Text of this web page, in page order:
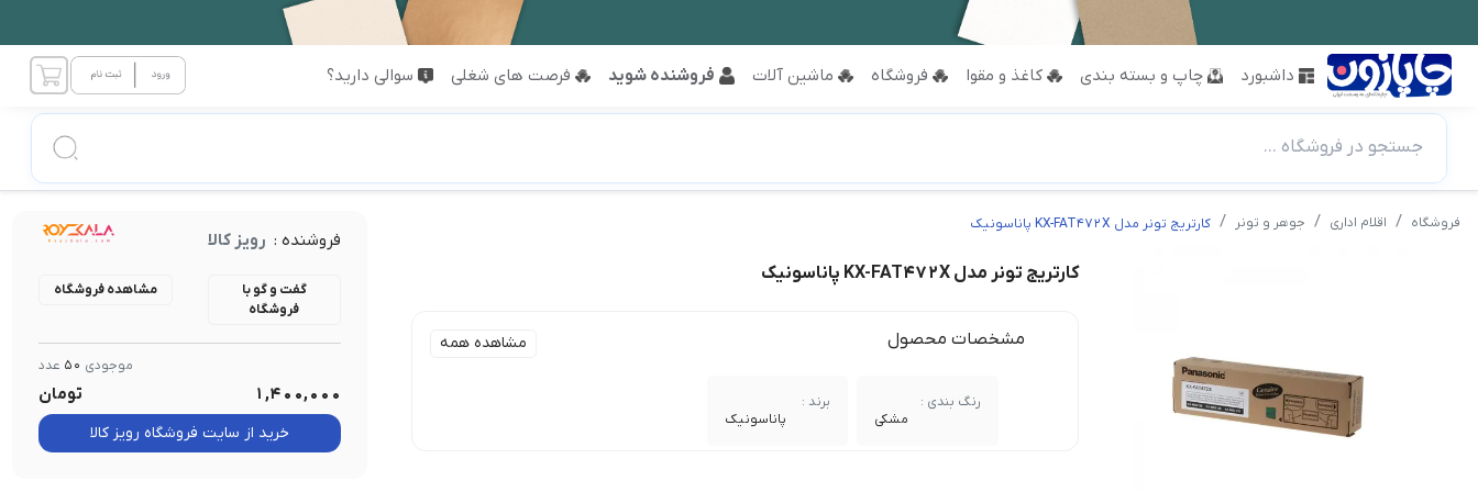
داشبورد چاپ و بسته بندی کاغذ و مقوا فروشگاه ماشین آلات فروشنده شوید فرصت های شغلی سوالی دارید؟
جستجو در فروشگاه ...
فروشگاه اقلام اداری جوهر و تونر کارتریج تونر مدل KX-FAT472X پاناسونیک
کارتریج تونر مدل KX-FAT472X پاناسونیک
مشخصات محصول مشاهده همه
رنگ بندی :
مشکی
برند :
پاناسونیک
فروشنده : رویز کالا
گفت و گو با
فروشگاه
مشاهده فروشگاه
موجودی 50 عدد
1,400,000 تومان
خرید از سایت فروشگاه رویز کالا